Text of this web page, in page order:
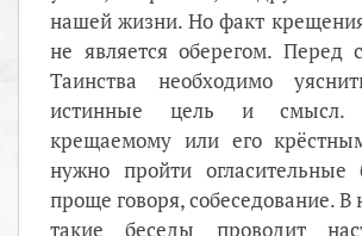
нашей жизни. Но факт
не является оберегом. Перед
Таинства необходимо
истинные цель и смысл.
крещаемому или его
нужно пройти огласительные
проще говоря, собеседование.
такие беседы проводит